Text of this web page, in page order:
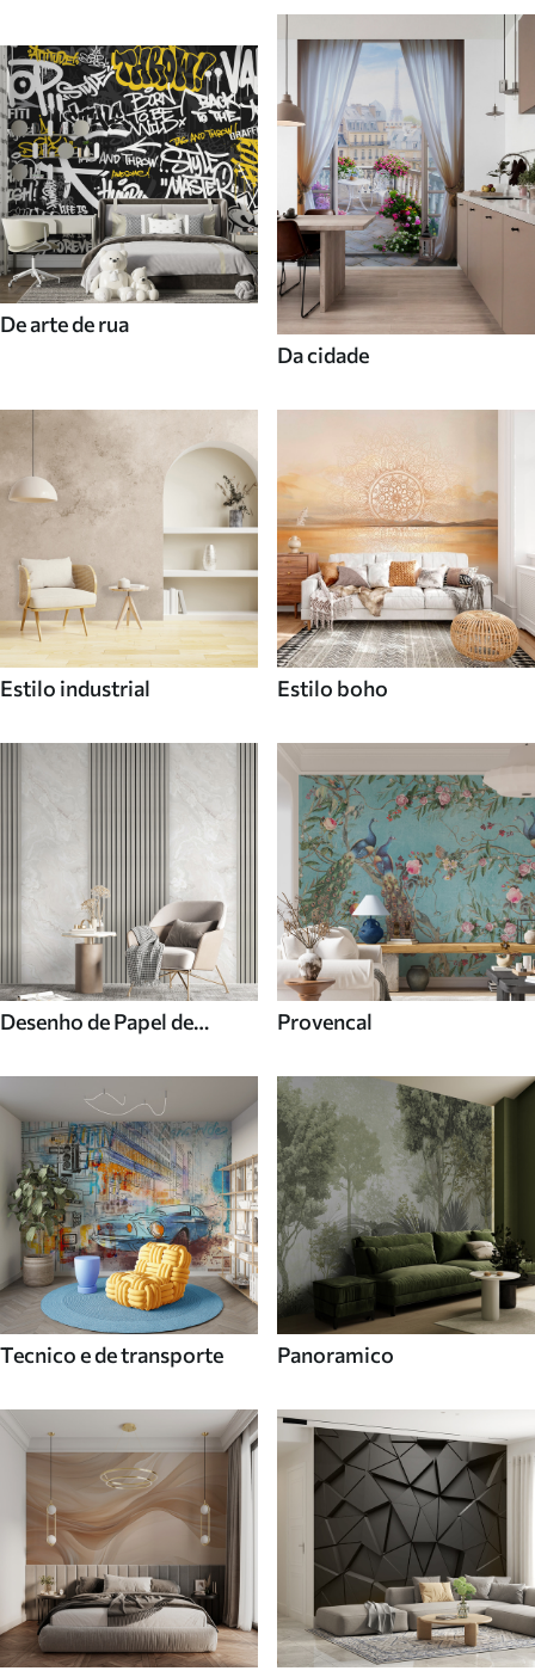
De arte de rua
Da cidade
Estilo industrial Estilo boho
Desenho de Papel de
Provencal
Tecnico e de transporte Panoramico